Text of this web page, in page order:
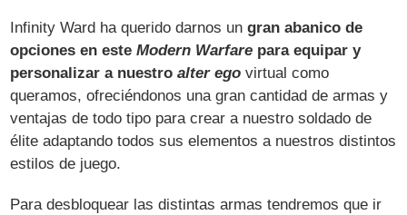
Infinity Ward ha querido darnos ungran abanico de
opciones en esteModern Warfare para equipar y
personalizar a nuestroalter ego virtual como
queramos, ofreciéndonos una gran cantidad de armas y
ventajas de todo tipo para crear a nuestro soldado de
élite adaptando todos sus elementos a nuestros distintos
estilos de juego.
Para desbloquear las distintas armas tendremos que ir